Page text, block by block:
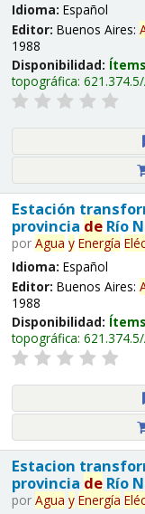
Idioma: Español
Editor: Buenos Aires:
1988
Disponibilidad:
topográfica:
Estación
provincia deRío
por Agua y Energía
Idioma: Español
Editor: Buenos Aires:
1988
Disponibilidad:
topográfica:
Estacion
provincia deRío
por Agua y Energía